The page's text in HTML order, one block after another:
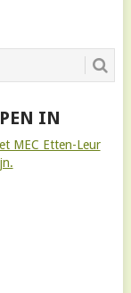
IN
MEC Etten-Leur